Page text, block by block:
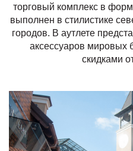
торговый комплекс в
выполнен в стилистике
городов. В аутлете
аксессуаров мировых
скидками